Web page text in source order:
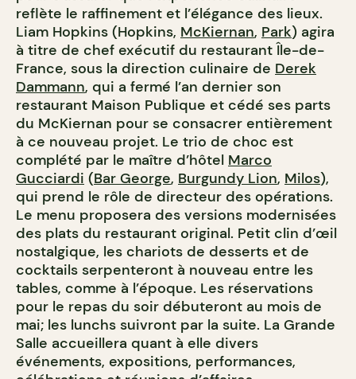
reflète le raffinement et l’élégance des lieux.
Liam Hopkins (Hopkins, McKiernan, Park) agira
à titre de chef exécutif du restaurant Île-de-
France, sous la direction culinaire de Derek
Dammann, qui a fermé l’an dernier son
restaurant Maison Publique et cédé ses parts
du McKiernan pour se consacrer entièrement
à ce nouveau projet. Le trio de choc est
complété par le maître d’hôtel Marco
Gucciardi (Bar George, Burgundy Lion, Milos),
qui prend le rôle de directeur des opérations.
Le menu proposera des versions modernisées
des plats du restaurant original. Petit clin d’œil
nostalgique, les chariots de desserts et de
cocktails serpenteront à nouveau entre les
tables, comme à l’époque. Les réservations
pour le repas du soir débuteront au mois de
mai; les lunchs suivront par la suite. La Grande
Salle accueillera quant à elle divers
événements, expositions, performances,